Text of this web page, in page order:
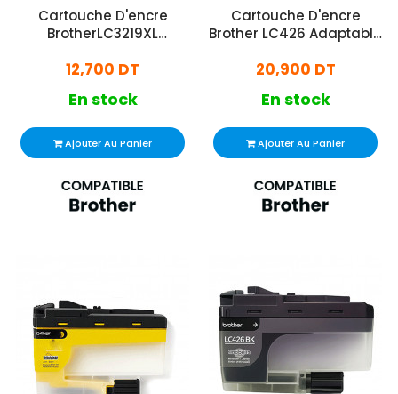
Cartouche D'encre
BrotherLC3219XL
12,700 DT
En stock
Ajouter Au Panier
Cartouche D'encre
Brother LC426 Adaptable
20,900 DT
En stock
Ajouter Au Panier